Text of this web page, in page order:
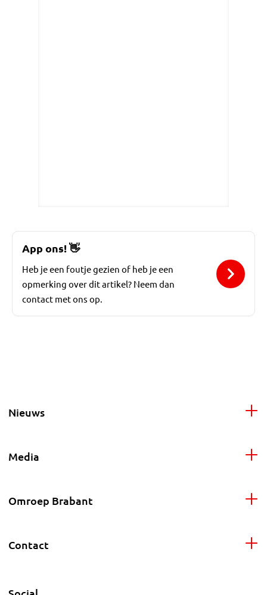
App ons!👋
Heb je een foutje gezien of heb je een
opmerking over dit artikel? Neem dan
contact met ons op.
Nieuws
Media
Omroep Brabant
Contact